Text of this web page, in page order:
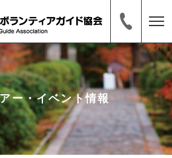
ー・イベント情報